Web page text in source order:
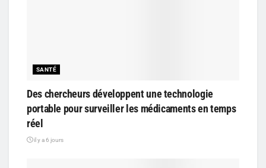
SANTÉ
Des chercheurs développent une technologie
portable pour surveiller les médicaments en temps
réel
il y a 6 jours